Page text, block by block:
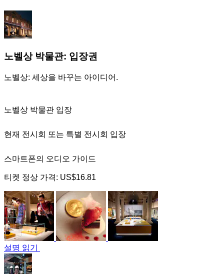
노벨상 박물관: 입장권
노벨상: 세상을 바꾸는 아이디어.
노벨상 박물관 입장
현재 전시회 또는 특별 전시회 입장
스마트폰의 오디오 가이드
티켓 정상 가격: US$16.81
설명 읽기